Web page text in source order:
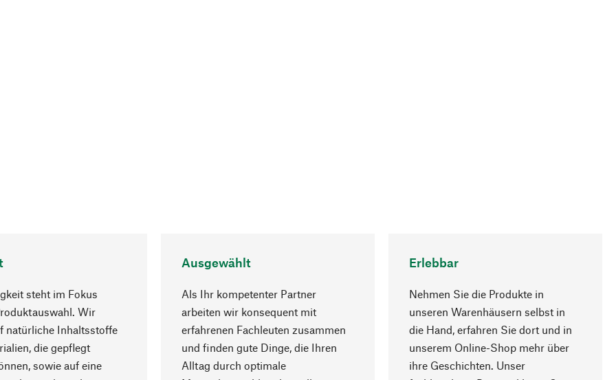
steht im Fokus
Wir
natürliche Inhaltsstoffe
die gepflegt
sowie auf eine
Ausgewählt
Als Ihr kompetenter Partner
arbeiten wir konsequent mit
erfahrenen Fachleuten zusammen
und finden gute Dinge, die Ihren
Alltag durch optimale
Erlebbar
Nehmen Sie die Produkte in
unseren Warenhäusern selbst in
die Hand, erfahren Sie dort und in
unserem Online-Shop mehr über
ihre Geschichten. Unser